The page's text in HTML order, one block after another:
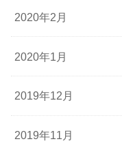
2020年2月
2020年1月
2019年12月
2019年11月